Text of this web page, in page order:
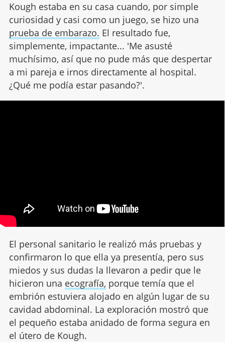
Kough estaba en su casa cuando, por simple
curiosidad y casi como un juego, se hizo una
prueba de embarazo. El resultado fue,
simplemente, impactante... 'Me asusté
muchísimo, así que no pude más que despertar
a mi pareja e irnos directamente al hospital.
¿Qué me podía estar pasando?'.
El personal sanitario le realizó más pruebas y
confirmaron lo que ella ya presentía, pero sus
miedos y sus dudas la llevaron a pedir que le
hicieron una ecografía, porque temía que el
embrión estuviera alojado en algún lugar de su
cavidad abdominal. La exploración mostró que
el pequeño estaba anidado de forma segura en
el útero de Kough.